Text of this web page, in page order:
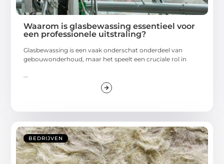
Waarom is glasbewassing essentieel voor
een professionele uitstraling?
Glasbewassing is een vaak onderschat onderdeel van
gebouwonderhoud, maar het speelt een cruciale rol in
...
BEDRIJVEN